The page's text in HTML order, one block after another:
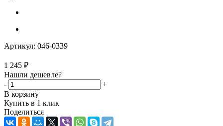
Артикул: 046-0339
1 245 ₽
Нашли дешевле?
-
+
В корзину
Купить в 1 клик
Поделиться